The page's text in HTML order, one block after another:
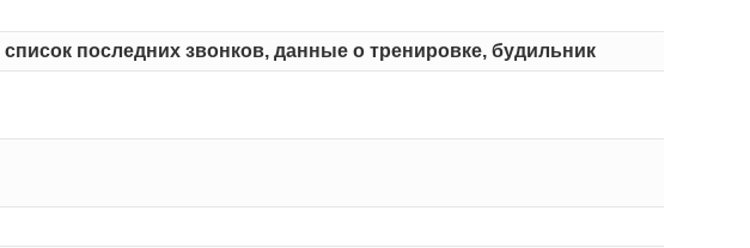
последних звонков, данные о тренировке, будильник